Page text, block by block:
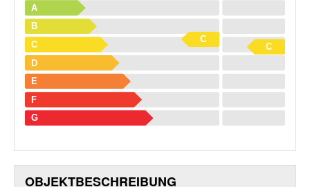
A
B
C
D
E
F
G
C
C
OBJEKT­BESCHREIBUNG